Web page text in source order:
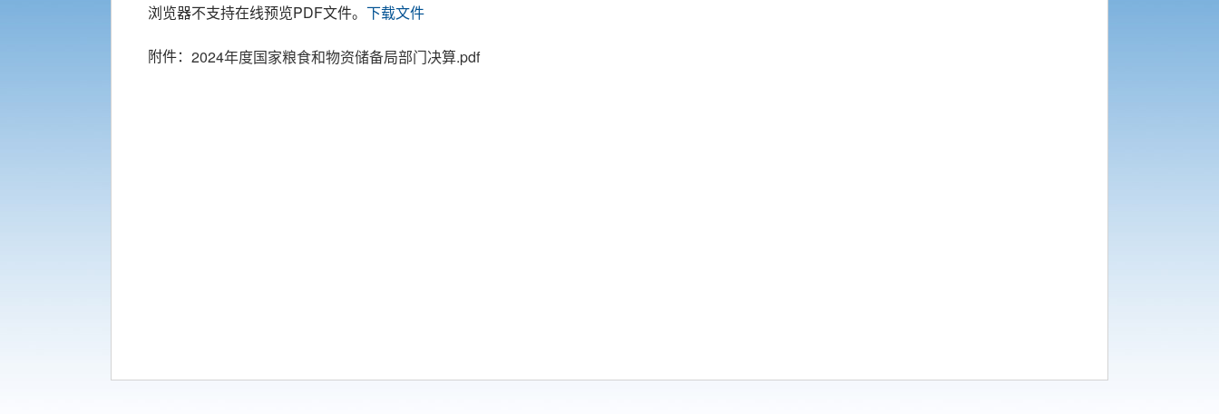
浏览器不支持在线预览PDF文件。 下载文件
附件： 2024年度国家粮食和物资储备局部门决算.pdf